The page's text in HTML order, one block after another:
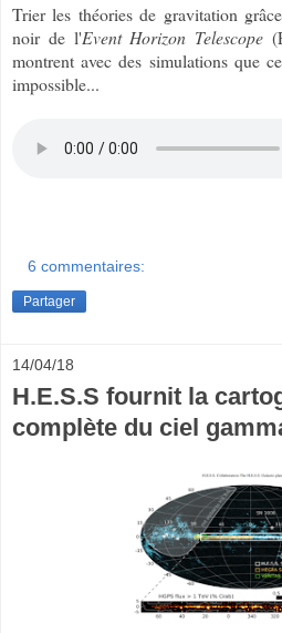
Trier les théories de gravitation
noir de l'Event Horizon Telescope
montrent avec des simulations que
impossible...
6 commentaires:
Partager
14/04/18
H.E.S.S fournit la
complète du ciel